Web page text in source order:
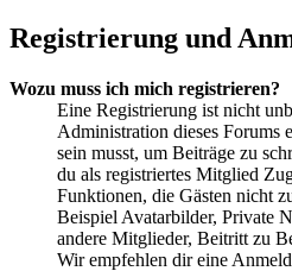
Registrierung und
Wozu muss ich mich registrieren?
Eine Registrierung ist nicht
Administration dieses Forums
sein musst, um Beiträge zu
du als registriertes Mitglied
Funktionen, die Gästen nicht
Beispiel Avatarbilder, Private
andere Mitglieder, Beitritt zu
Wir empfehlen dir eine